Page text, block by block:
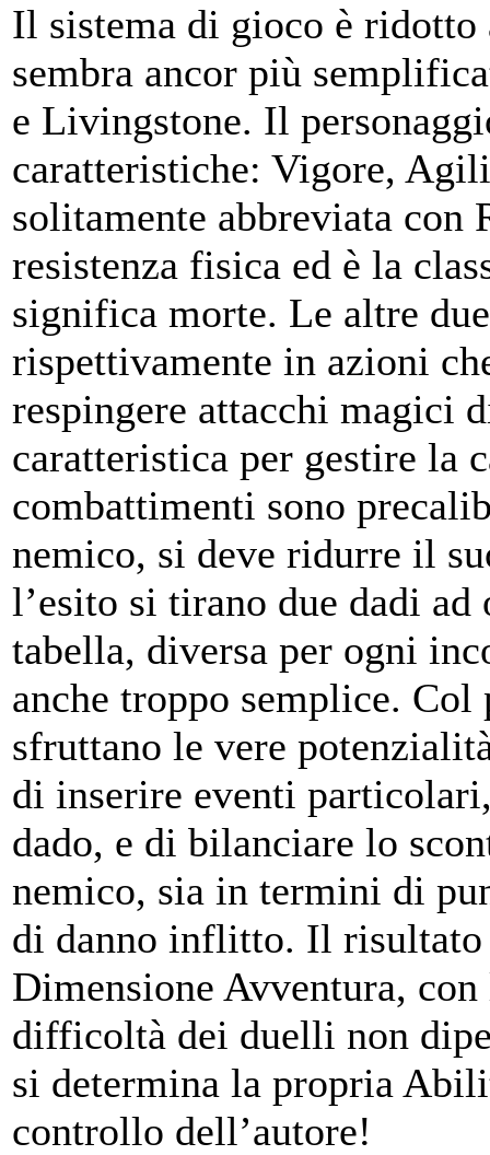
Il sistema di gioco è ridotto
sembra ancor più
e Livingstone. Il
caratteristiche: Vigore,
solitamente abbreviata con
resistenza fisica ed è la
significa morte. Le altre
rispettivamente in azioni
respingere attacchi magici
caratteristica per gestire la
combattimenti sono
nemico, si deve ridurre il
l’esito si tirano due dadi
tabella, diversa per ogni
anche troppo semplice.
sfruttano le vere
di inserire eventi
dado, e di bilanciare lo
nemico, sia in termini di
di danno inflitto. Il risultato
Dimensione Avventura,
difficoltà dei duelli non
si determina la propria
controllo dell’autore!